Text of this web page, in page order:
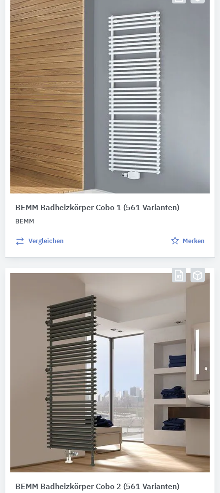
BEMM Badheizkörper Cobo 1 (561 Varianten)
BEMM
Vergleichen Merken
BEMM Badheizkörper Cobo 2 (561 Varianten)